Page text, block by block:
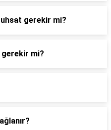
gerekir mi?
mi?